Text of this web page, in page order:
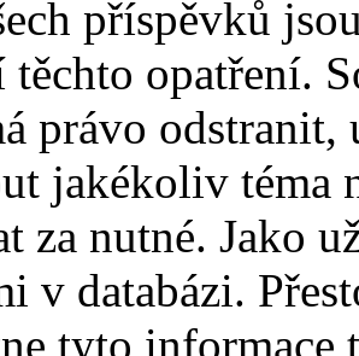
příspěvků
těchto opatření.
právo
jakékoliv téma
za nutné. Jako
v databázi.
tyto informace